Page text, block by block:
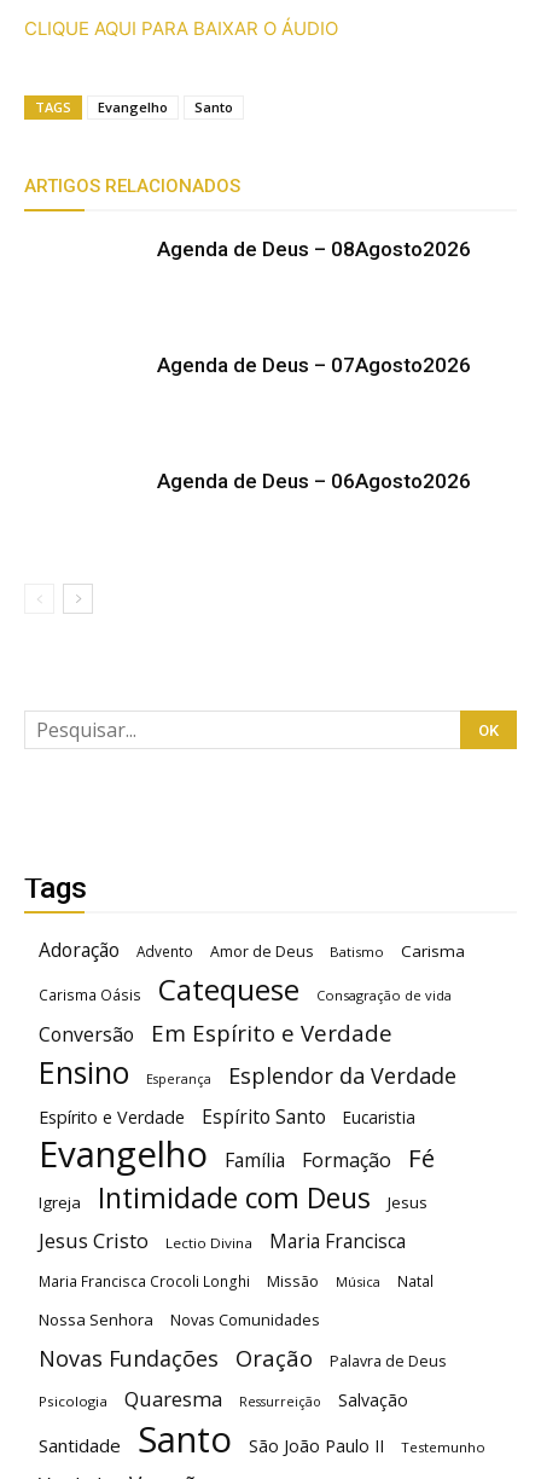
CLIQUE AQUI PARA BAIXAR O ÁUDIO
TAGS Evangelho Santo
ARTIGOS RELACIONADOS
Agenda de Deus – 08Agosto2026
Agenda de Deus – 07Agosto2026
Agenda de Deus – 06Agosto2026
Tags
Adoração Advento Amor de Deus Batismo Carisma
Carisma Oásis Catequese Consagração de vida
Conversão Em Espírito e Verdade
Ensino Esperança Esplendor da Verdade
Espírito e Verdade Espírito Santo Eucaristia
Evangelho Família Formação Fé
Igreja Intimidade com Deus Jesus
Jesus Cristo Lectio Divina Maria Francisca
Maria Francisca Crocoli Longhi Missão Música Natal
Nossa Senhora Novas Comunidades
Novas Fundações Oração Palavra de Deus
Psicologia Quaresma Ressurreição Salvação
Santidade Santo São João Paulo II Testemunho